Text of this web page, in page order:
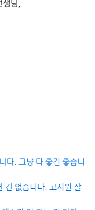
님,
다. 그냥 다 좋긴 좋습니
건 없습니다. 고시원 살